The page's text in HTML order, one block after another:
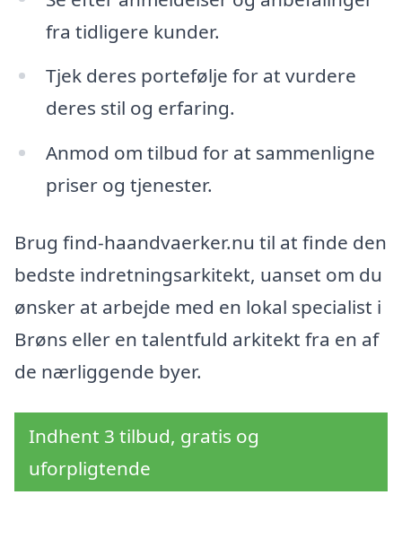
fra tidligere kunder.
Tjek deres portefølje for at vurdere
deres stil og erfaring.
Anmod om tilbud for at sammenligne
priser og tjenester.
Brug find-haandvaerker.nu til at finde den
bedste indretningsarkitekt, uanset om du
ønsker at arbejde med en lokal specialist i
Brøns eller en talentfuld arkitekt fra en af
de nærliggende byer.
Indhent 3 tilbud, gratis og
uforpligtende